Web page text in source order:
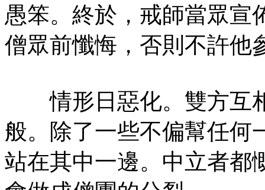
愚笨。終於，戒師當眾宣
僧眾前懺悔，否則不許他
情形日惡化。雙方互
般。除了一些不偏幫任何
站在其中一邊。中立者都